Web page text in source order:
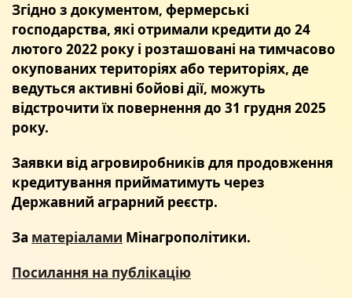
Згідно з документом, фермерські
господарства, які отримали кредити до 24
лютого 2022 року і розташовані на тимчасово
окупованих територіях або територіях, де
ведуться активні бойові дії, можуть
відстрочити їх повернення до 31 грудня 2025
року.
Заявки від агровиробників для продовження
кредитування прийматимуть через
Державний аграрний реєстр.
За матеріалами Мінагрополітики.
Посилання на публікацію